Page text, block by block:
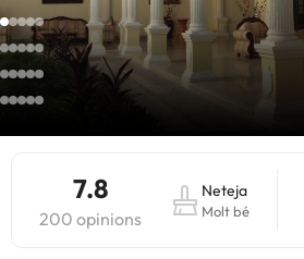
7.8
200 opinions
Neteja
Molt bé